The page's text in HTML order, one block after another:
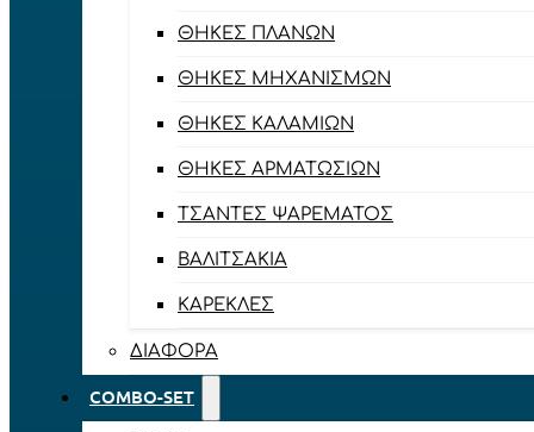
ΘΉΚΕΣ ΠΛΆΝΩΝ
ΘΉΚΕΣ ΜΗΧΑΝΙΣΜΏΝ
ΘΉΚΕΣ ΚΑΛΑΜΙΏΝ
ΘΉΚΕΣ ΑΡΜΑΤΩΣΙΏΝ
ΤΣΆΝΤΕΣ ΨΑΡΈΜΑΤΟΣ
ΒΑΛΙΤΣΆΚΙΑ
ΚΑΡΈΚΛΕΣ
ΔΙΆΦΟΡΑ
COMBO-SET